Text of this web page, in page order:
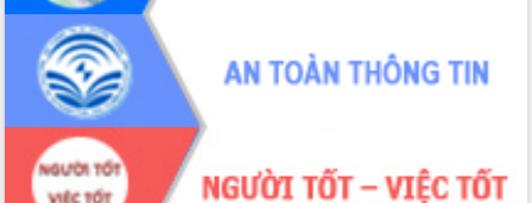
Đắk Lắk: Tôn vinh 46 giải pháp tại Hội
thi Sáng tạo Kỹ thuật 2024 - 2025
Đắk Lắk rà soát, điều chỉnh Đề án 190
về phát triển nuôi trồng thủy sản
Phó Chủ tịch UBND tỉnh Đắk Lắk
Trương Công Thái kiểm tra thực địa
Dự án cao tốc Khánh Hòa - Buôn Ma
Thuột